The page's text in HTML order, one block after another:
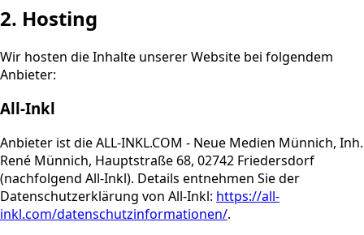
2. Hosting
Wir hosten die Inhalte unserer Website bei folgendem
Anbieter:
All-Inkl
Anbieter ist die ALL-INKL.COM - Neue Medien Münnich, Inh.
René Münnich, Hauptstraße 68, 02742 Friedersdorf
(nachfolgend All-Inkl). Details entnehmen Sie der
Datenschutzerklärung von All-Inkl: https://all-
inkl.com/datenschutzinformationen/.